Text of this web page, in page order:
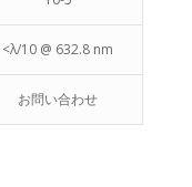
<λ/10 @ 632.8 nm
お問い合わせ